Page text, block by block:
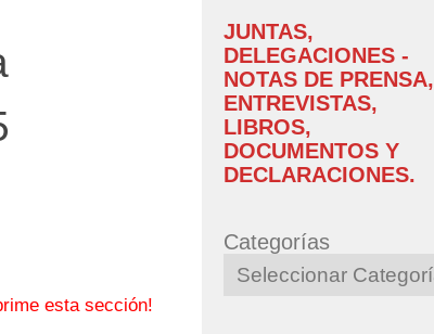
esta sección!
JUNTAS,
DELEGACIONES -
NOTAS DE PRENSA,
ENTREVISTAS,
LIBROS,
DOCUMENTOS Y
DECLARACIONES.
Categorías